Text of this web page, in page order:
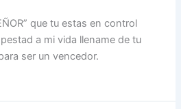
que tu estas en control
a mi vida llename de tu
ser un vencedor.